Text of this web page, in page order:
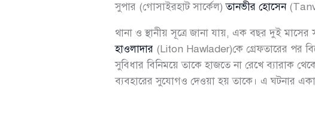
সুপার (গোসাইরহাট সার্কেল)তানভীর হোসেন
থানা ও স্থানীয় সূত্রে জানা যায়, এক বছর দুই
হাওলাদার (Liton Hawlader)কে গ্রেফতারের পর
সুবিধার বিনিময়ে তাকে হাজতে না রেখে ব্যারাক
ব্যবহারের সুযোগও দেওয়া হয় তাকে। এ ঘটনার